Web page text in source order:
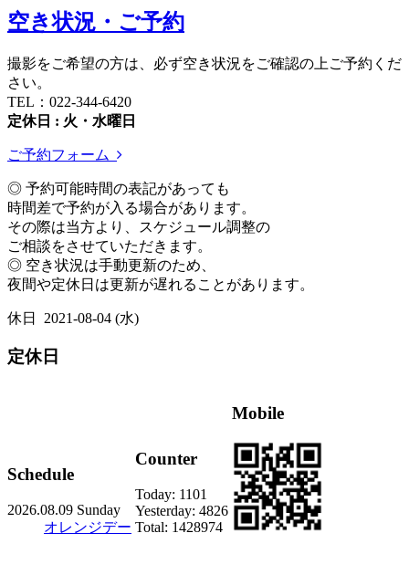
空き状況・ご予約
撮影をご希望の方は、必ず空き状況をご確認の上ご予約くだ
さい。
TEL：022-344-6420
定休日 : 火・水曜日
ご予約フォーム
◎ 予約可能時間の表記があっても
時間差で予約が入る場合があります。
その際は当方より、スケジュール調整の
ご相談をさせていただきます。
◎ 空き状況は手動更新のため、
夜間や定休日は更新が遅れることがあります。
休日 2021-08-04 (水)
定休日
Schedule
2026.08.09 Sunday
オレンジデー
Counter
Today: 1101
Yesterday: 4826
Total: 1428974
Mobile